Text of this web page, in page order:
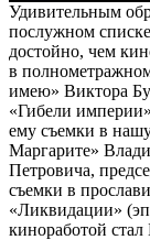
Удивительным
послужном списке
достойно, чем
в
имею» Виктора
«Гибели
ему съемки в
Маргарите»
Петровича,
съемки в
«Ликвидации»
киноработой